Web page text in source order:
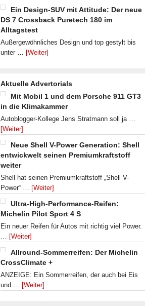
Ein Design-SUV mit Attitude: Der neue
DS 7 Crossback Puretech 180 im
Alltagstest
Außergewöhnliches Design und top gestylt bis
unter … [Weiter]
Aktuelle Advertorials
Mit Mobil 1 und dem Porsche 911 GT3
in die Klimakammer
Autoblogger-Kollege Jens Stratmann soll ja …
[Weiter]
Neue Shell V-Power Generation: Shell
entwickwelt seinen Premiumkraftstoff
weiter
Shell hat seinen Premiumkraftstoff „Shell V-
Power“ … [Weiter]
Ultra-High-Performance-Reifen:
Michelin Pilot Sport 4 S
Ein neuer Reifen für Autos mit richtig viel Power.
… [Weiter]
Allround-Sommerreifen: Der Michelin
CrossClimate +
ANZEIGE: Ein Sommerreifen, der auch bei Eis
und … [Weiter]